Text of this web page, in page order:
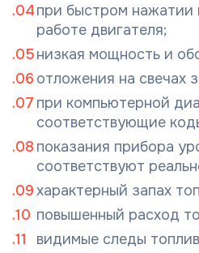
при быстром нажатии
работе двигателя;
низкая мощность и
отложения на свечах
при компьютерной
соответствующие
показания прибора
соответствуют
характерный запах
повышенный расход
видимые следы